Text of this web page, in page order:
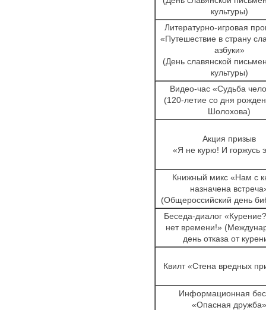
культуры)
Литературно-игровая
«Путешествие в страну
азбуки»
(День славянской
культуры)
Видео-час «Судьба
(120-летие со дня
Шолохова)
Акция призыв
«Я не курю! И горжусь
Книжный микс «Нам с
назначена
(Общероссийский день
Беседа-диалог
нет времени!»
день отказа от
Квилт «Стена вредных
Информационная
«Опасная дружба»